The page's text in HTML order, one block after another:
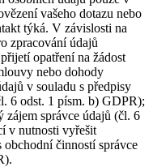
vašeho dotazu nebo
týká. V závislosti na
zpracování údajů
opatření na žádost
nebo dohody
v souladu s předpisy
6 odst. 1 písm. b) GDPR);
zájem správce údajů (čl. 6
v nutnosti vyřešit
obchodní činností správce